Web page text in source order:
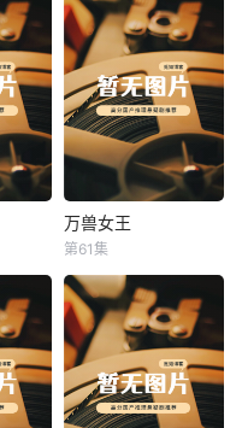
万兽女王
万兽女王
第61集